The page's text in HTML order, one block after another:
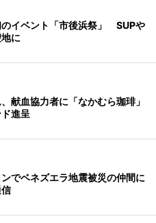
のイベント「市後浜祭」 SUPや
に
献血協力者に「なかむら珈琲」
進呈
でベネズエラ地震被災の仲間に